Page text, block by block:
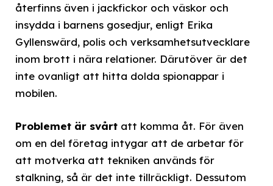
återfinns även i jackfickor och väskor och
insydda i barnens gosedjur, enligt Erika
Gyllenswärd, polis och verksamhetsutvecklare
inom brott i nära relationer. Därutöver är det
inte ovanligt att hitta dolda spionappar i
mobilen.
Problemet är svårt att komma åt. För även
om en del företag intygar att de arbetar för
att motverka att tekniken används för
stalkning, så är det inte tillräckligt. Dessutom